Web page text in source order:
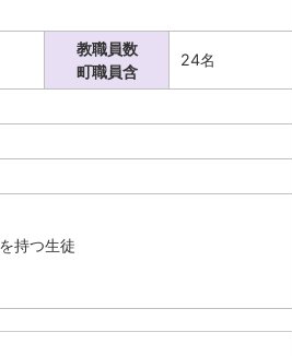
教職員数
町職員含
24名
持つ生徒